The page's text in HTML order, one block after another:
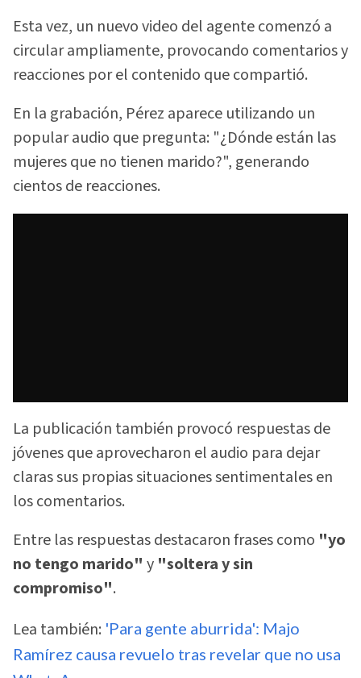
Esta vez, un nuevo video del agente comenzó a
circular ampliamente, provocando comentarios y
reacciones por el contenido que compartió.
En la grabación, Pérez aparece utilizando un
popular audio que pregunta: "¿Dónde están las
mujeres que no tienen marido?", generando
cientos de reacciones.
La publicación también provocó respuestas de
jóvenes que aprovecharon el audio para dejar
claras sus propias situaciones sentimentales en
los comentarios.
Entre las respuestas destacaron frases como "yo
no tengo marido" y "soltera y sin
compromiso".
Lea también: 'Para gente aburrida': Majo
Ramírez causa revuelo tras revelar que no usa